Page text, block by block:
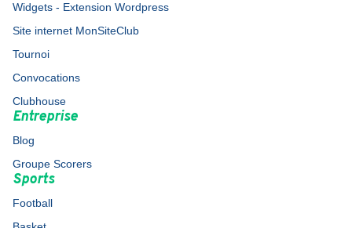
Widgets - Extension Wordpress
Site internet MonSiteClub
Tournoi
Convocations
Clubhouse
Entreprise
Blog
Groupe Scorers
Sports
Football